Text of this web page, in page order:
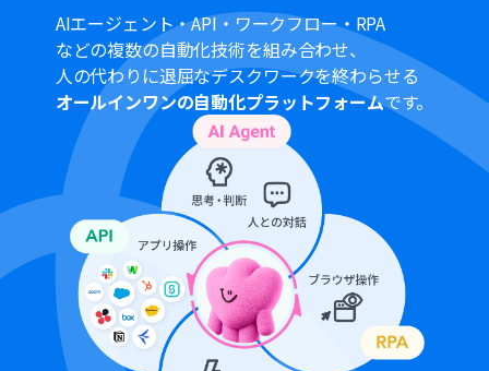
に、追加先となる任意のデータベースIDを指定してくださ
い
■注意事項
Googleフォーム、Google Drive、Notionのそれぞれと
Yoomを連携してください。
トリガーは5分、10分、15分、30分、60分の間隔で起動
間隔を選択できます。
プランによって最短の起動間隔が異なりますので、ご注意
ください。
OCRまたは音声を文字起こしするAIオペレーションはチ
ームプラン・サクセスプランでのみご利用いただける機能
となっております。フリープラン・ミニプランの場合は設
定しているフローボットのオペレーションはエラーとな
りますので、ご注意ください。
チームプランやサクセスプランなどの有料プランは、2週
間の無料トライアルを行うことが可能です。無料トライア
AIエージェント・API・ワークフロー・RPA
などの複数の自動化技術を組み合わせ、
人の代わりに退屈なデスクワークを終わらせる
オールインワンの自動化プラットフォームです。